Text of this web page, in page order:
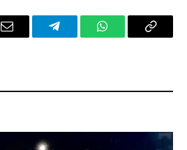
Email TelegramWhatsAppCopy